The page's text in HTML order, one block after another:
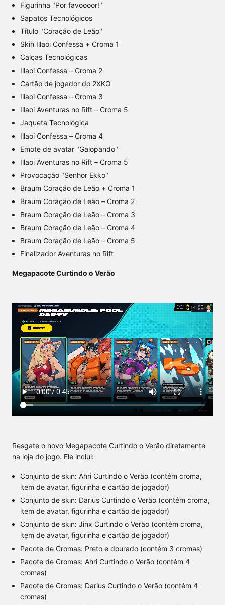
Figurinha "Por favoooor!"
Sapatos Tecnológicos
Título "Coração de Leão"
Skin Illaoi Confessa + Croma 1
Calças Tecnológicas
Illaoi Confessa – Croma 2
Cartão de jogador do 2XKO
Illaoi Confessa – Croma 3
Illaoi Aventuras no Rift – Croma 5
Jaqueta Tecnológica
Illaoi Confessa – Croma 4
Emote de avatar "Galopando"
Illaoi Aventuras no Rift – Croma 5
Provocação "Senhor Ekko"
Braum Coração de Leão + Croma 1
Braum Coração de Leão – Croma 2
Braum Coração de Leão – Croma 3
Braum Coração de Leão – Croma 4
Braum Coração de Leão – Croma 5
Finalizador Aventuras no Rift
Megapacote Curtindo o Verão
Resgate o novo Megapacote Curtindo o Verão diretamente
na loja do jogo. Ele inclui:
Conjunto de skin: Ahri Curtindo o Verão (contém croma,
item de avatar, figurinha e cartão de jogador)
Conjunto de skin: Darius Curtindo o Verão (contém croma,
item de avatar, figurinha e cartão de jogador)
Conjunto de skin: Jinx Curtindo o Verão (contém croma,
item de avatar, figurinha e cartão de jogador)
Pacote de Cromas: Preto e dourado (contém 3 cromas)
Pacote de Cromas: Ahri Curtindo o Verão (contém 4
cromas)
Pacote de Cromas: Darius Curtindo o Verão (contém 4
cromas)